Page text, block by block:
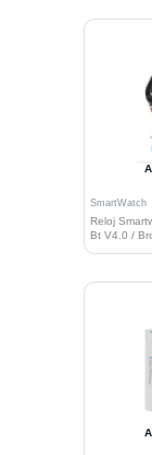
SmartWatch
Reloj
Bt V4.0 /